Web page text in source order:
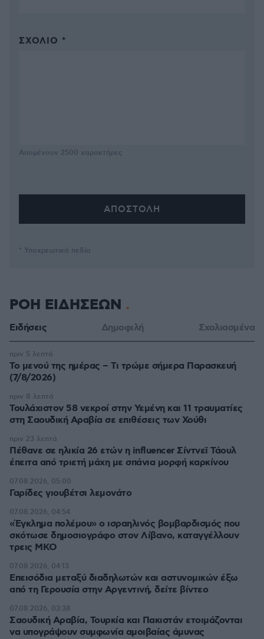
ΣΧΌΛΙΟ *
Απομένουν 2500 χαρακτήρες
* Υποχρεωτικά πεδία
ΡΟΗ ΕΙΔΗΣΕΩΝ
Ειδήσεις Δημοφιλή Σχολιασμένα
Το μενού της ημέρας – Τι τρώμε σήμερα Παρασκευή
(7/8/2026)
πριν 5 λεπτά
Τουλάχιστον 58 νεκροί στην Υεμένη και 11 τραυματίες
στη Σαουδική Αραβία σε επιθέσεις των Χούθι
πριν 8 λεπτά
Πέθανε σε ηλικία 26 ετών η influencer Σίντνεϊ Τάουλ
έπειτα από τριετή μάχη με σπάνια μορφή καρκίνου
πριν 23 λεπτά
Γαρίδες γιουβέτσι λεμονάτο
07.08.2026, 05:00
«Έγκλημα πολέμου» ο ισραηλινός βομβαρδισμός που
σκότωσε δημοσιογράφο στον Λίβανο, καταγγέλλουν
τρεις ΜΚΟ
07.08.2026, 04:54
Επεισόδια μεταξύ διαδηλωτών και αστυνομικών έξω
από τη Γερουσία στην Αργεντινή, δείτε βίντεο
07.08.2026, 04:13
Σαουδική Αραβία, Τουρκία και Πακιστάν ετοιμάζονται
να υπογράψουν συμφωνία αμοιβαίας άμυνας
07.08.2026, 03:38